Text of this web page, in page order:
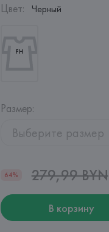
Цвет: Черный
Размер:
Выберите размер
64% 279,99 BYN
В корзину